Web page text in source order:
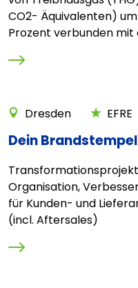
CO2- Äquivalenten)
Prozent verbunden mit
Dresden EFRE
Dein
Organisation,
für Kunden- und
(incl. Aftersales)